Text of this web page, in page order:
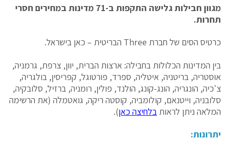
מגוון חבילות גלישה התקפות ב-71 מדינות במחירים חסרי
תחרות.
כרטיס הסים של חברת Three הבריטית – כאן בישראל.
בין המדינות הכלולות בחבילה: ארצות הברית, יוון, צרפת, גרמניה,
אוסטריה, בריטניה, איטליה, ספרד, פורטוגל, קפריסין, בולגריה,
צ'כיה, הונגריה, הונג-קונג, הולנד, פולין, רומניה, ברזיל, סלובקיה,
סלובניה, וייטנאם, קולומביה, קוסטה ריקה, גואטמלה (את הרשימה
המלאה ניתן לראות בלחיצה כאן).
יתרונות: